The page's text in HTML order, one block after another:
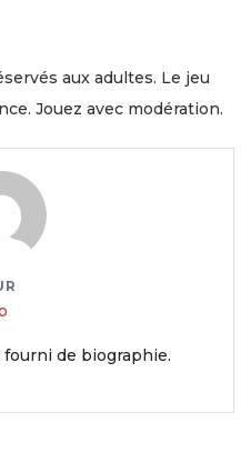
aux adultes. Le jeu
Jouez avec modération.
de biographie.